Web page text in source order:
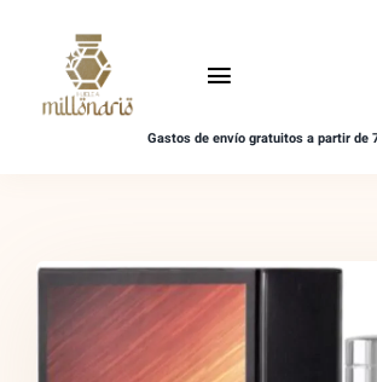
contenido
Toggle
Navigation
UNISEX
HOMBRE
Gastos de envío gratuitos a partir de